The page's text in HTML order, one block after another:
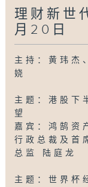
理财新世
月20日
主持：黄玮杰
娆
主题：港股下
望
嘉宾：鸿鹄资
行政总裁及首
总监 陆庭龙
主题：世界杯